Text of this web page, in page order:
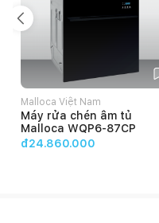
Malloca Việt Nam
Máy rửa chén âm tủ
Malloca WQP6-87CP
đ24.860.000